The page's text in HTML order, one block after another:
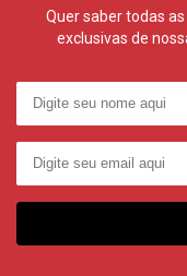
Quer saber todas
exclusivas de